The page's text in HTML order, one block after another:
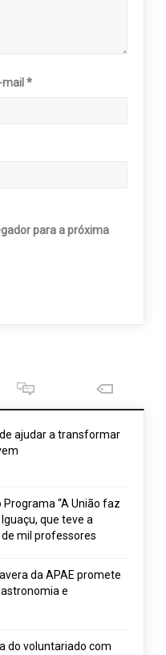
mail*
para a próxima
ajudar a transformar
“A União faz
que teve a
mil professores
da APAE promete
e
do voluntariado com